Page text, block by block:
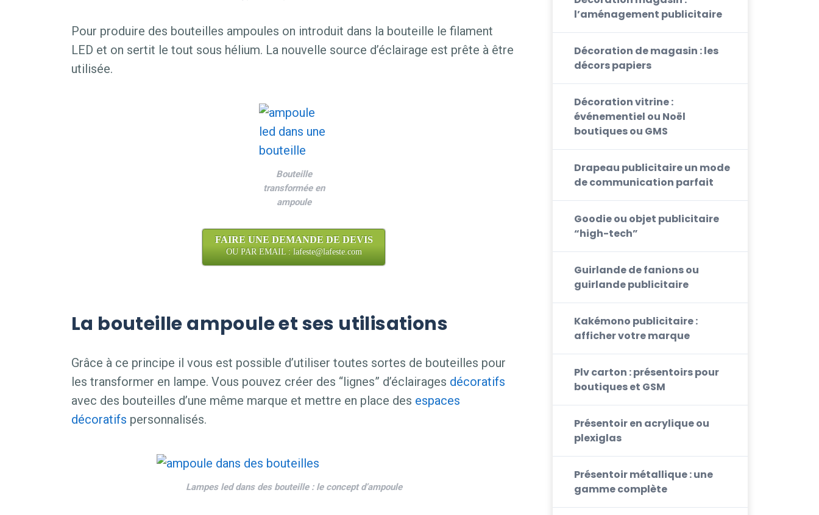
Pour produire des bouteilles ampoules on introduit dans la bouteille le filament
LED et on sertit le tout sous hélium. La nouvelle source d’éclairage est prête à être
utilisée.
Bouteille
transformée en
ampoule
FAIRE UNE DEMANDE DE DEVIS
OU PAR EMAIL : lafeste@lafeste.com
La bouteille ampoule et ses utilisations
Grâce à ce principe il vous est possible d’utiliser toutes sortes de bouteilles pour
les transformer en lampe. Vous pouvez créer des “lignes” d’éclairages décoratifs
avec des bouteilles d’une même marque et mettre en place des espaces
décoratifs personnalisés.
Lampes led dans des bouteille : le concept d’ampoule
l’aménagement publicitaire
Décoration de magasin : les
décors papiers
Décoration vitrine :
événementiel ou Noël
boutiques ou GMS
Drapeau publicitaire un mode
de communication parfait
Goodie ou objet publicitaire
“high-tech”
Guirlande de fanions ou
guirlande publicitaire
Kakémono publicitaire :
afficher votre marque
Plv carton : présentoirs pour
boutiques et GSM
Présentoir en acrylique ou
plexiglas
Présentoir métallique : une
gamme complète